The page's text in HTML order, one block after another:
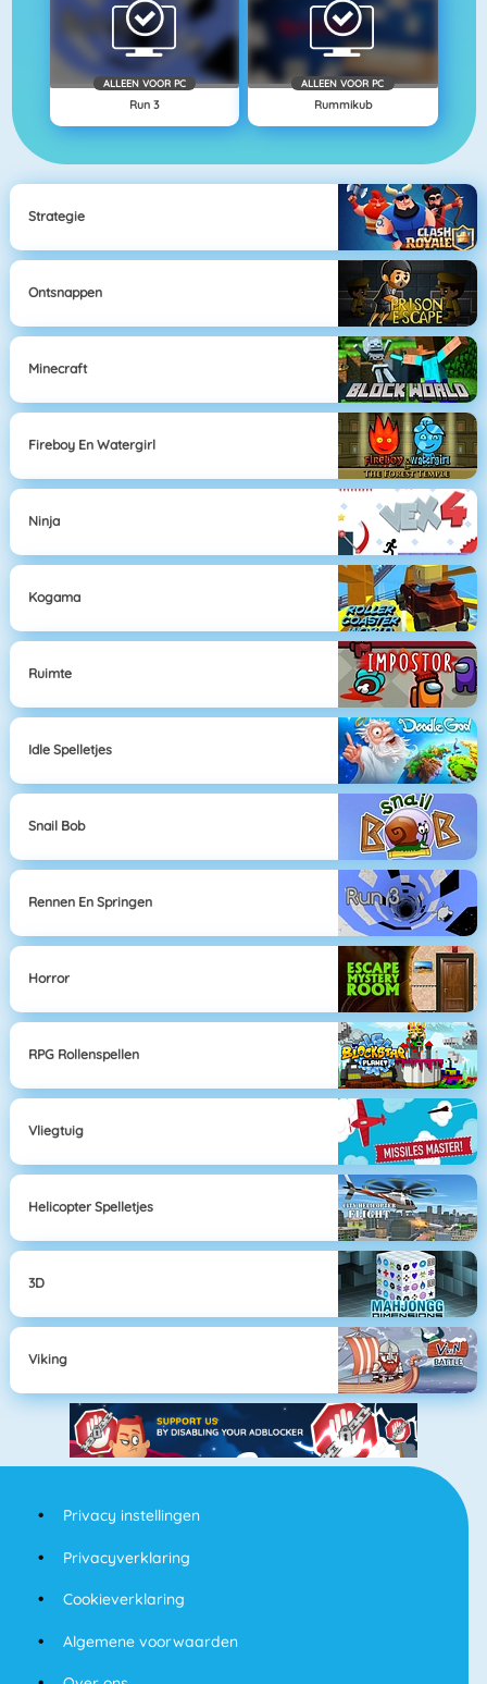
ALLEEN VOOR PC
Run 3
ALLEEN VOOR PC
Rummikub
Strategie
Ontsnappen
Minecraft
Fireboy En Watergirl
Ninja
Kogama
Ruimte
Idle Spelletjes
Snail Bob
Rennen En Springen
Horror
RPG Rollenspellen
Vliegtuig
Helicopter Spelletjes
3D
Viking
Privacy instellingen
Privacyverklaring
Cookieverklaring
Algemene voorwaarden